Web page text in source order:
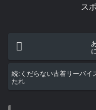
ス
続:くだらない古着リーバイ
たれ